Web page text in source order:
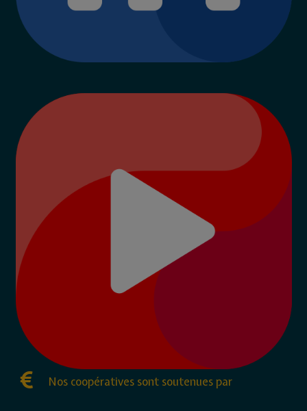
Nos coopératives sont soutenues par